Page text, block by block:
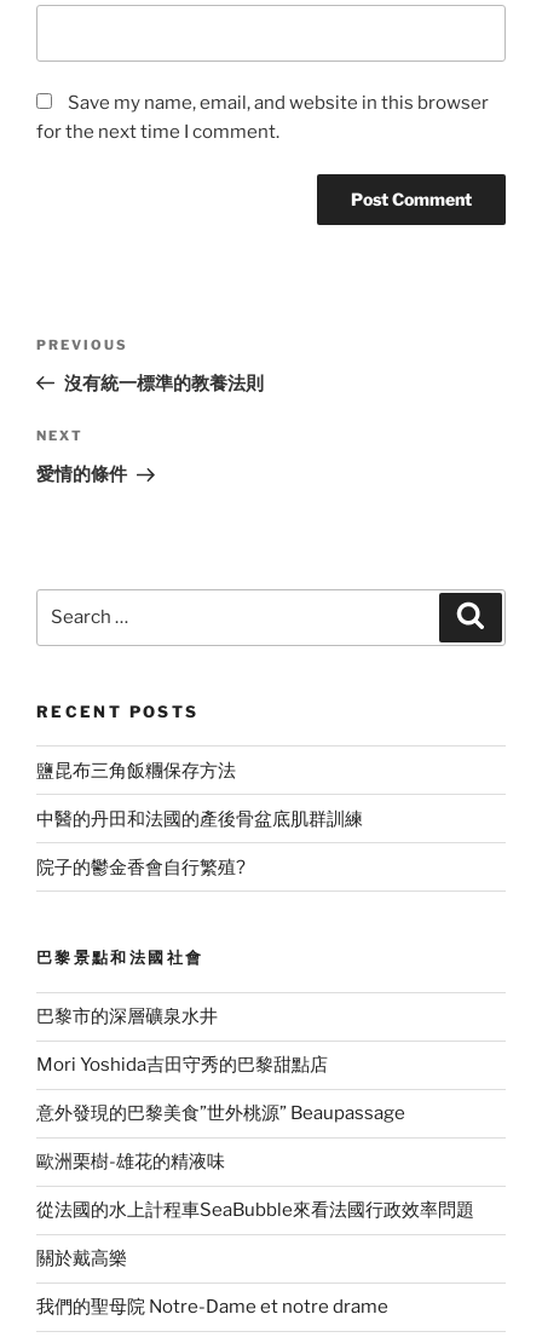
Save my name, email, and website in this browser
for the next time I comment.
Previous
Post
PREVIOUS
沒有統一標準的教養法則
Next
Post
NEXT
愛情的條件
RECENT POSTS
鹽昆布三角飯糰保存方法
中醫的丹田和法國的產後骨盆底肌群訓練
院子的鬱金香會自行繁殖?
巴黎景點和法國社會
巴黎市的深層礦泉水井
Mori Yoshida吉田守秀的巴黎甜點店
意外發現的巴黎美食”世外桃源” Beaupassage
歐洲栗樹-雄花的精液味
從法國的水上計程車SeaBubble來看法國行政效率問題
關於戴高樂
我們的聖母院 Notre-Dame et notre drame